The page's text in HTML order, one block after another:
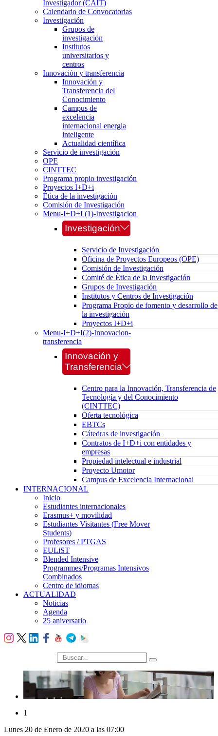
Investigador (CAIT)
Calendario de Convocatorias
Investigación
Grupos de
investigación
Institutos
universitarios y
centros
Innovación y transferencia
Innovación y
Transferencia del
Conocimiento
Campus de
excelencia
internacional energia
inteligente
Actualidad científica
Servicio de investigación
OPE
CINTTEC
Programa propio investigación
Proyectos I+D+i
Ética de la investigación
Comisión de Investigación
Menu-I+D+I (1)-Investigacion
Investigación
Servicio de Investigación
Oficina de Proyectos Europeos (OPE)
Comisión de Investigación
Comité de Ética de la Investigación
Grupos de Investigación
Institutos y Centros de Investigación
Programa Propio de fomento y desarrollo de
la investigación
Proyectos I+D+i
Menu-I+D+I(2)-Innovacion-
transferencia
Innovación y
Transferencia
Centro para la Innovación, Transferencia de
Tecnología y del Conocimiento
(CINTTEC)
Oferta tecnológica
EBTCs
Cátedras de investigación
Contratos de I+D+i con entidades y
empresas
Propiedad intelectual e industrial
Proyecto Umotor
Campus de Excelencia Internacional
INTERNACIONAL
Inicio
Estudiantes internacionales
Erasmus+ y movilidad
Estudiantes Visitantes (Free Mover
Students)
Profesores / PTGAS
EULiST
Blended Intensive
Programmes/Programas Intensivos
Combinados
Centro de idiomas
ACTUALIDAD
Noticias
Agenda
25 aniversario
búsqueda
1
Lunes 20 de Enero de 2020 a las 07:00